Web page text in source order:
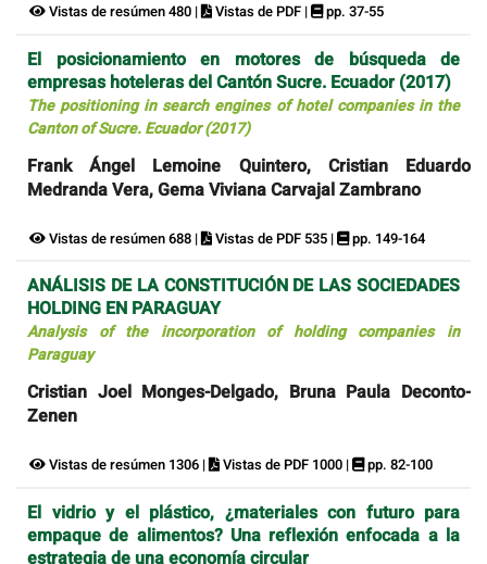
Vistas de resúmen 480 | Vistas de PDF | pp. 37-55
El posicionamiento en motores de búsqueda de
empresas hoteleras del Cantón Sucre. Ecuador (2017)
The positioning in search engines of hotel companies in the
Canton of Sucre. Ecuador (2017)
Frank Ángel Lemoine Quintero, Cristian Eduardo
Medranda Vera, Gema Viviana Carvajal Zambrano
Vistas de resúmen 688 | Vistas de PDF 535 | pp. 149-164
ANÁLISIS DE LA CONSTITUCIÓN DE LAS SOCIEDADES
HOLDING EN PARAGUAY
Analysis of the incorporation of holding companies in
Paraguay
Cristian Joel Monges-Delgado, Bruna Paula Deconto-
Zenen
Vistas de resúmen 1306 | Vistas de PDF 1000 | pp. 82-100
El vidrio y el plástico, ¿materiales con futuro para
empaque de alimentos? Una reflexión enfocada a la
estrategia de una economía circular